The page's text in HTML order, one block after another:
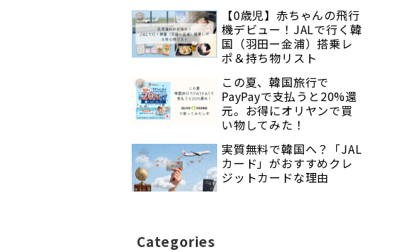
【0歳児】赤ちゃんの飛行
機デビュー！JALで行く韓
国（羽田ー金浦）搭乗レ
ポ＆持ち物リスト
この夏、韓国旅行で
PayPayで支払うと20%還
元。お得にオリヤンで買
い物してみた！
実質無料で韓国へ？「JAL
カード」がおすすめクレ
ジットカードな理由
Categories